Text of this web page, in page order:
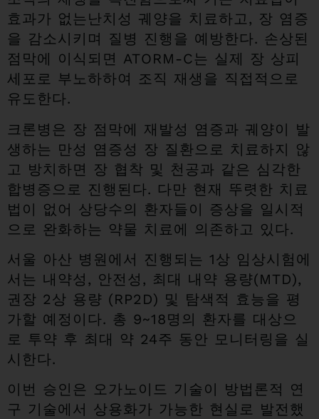
효과가 없는난치성 궤양을 치료하고, 장 염증
을 감소시키며 질병 진행을 예방한다. 손상된
점막에 이식되면 ATORM-C는 실제 장 상피
세포로 부노하하여 조직 재생을 직접적으로
유도한다.
크론병은 장 점막에 재발성 염증과 궤양이 발
생하는 만성 염증성 장 질환으로 치료하지 않
고 방치하면 장 협착 및 천공과 같은 심각한
합병증으로 진행된다. 다만 현재 뚜렷한 치료
법이 없어 상당수의 환자들이 증상을 일시적
으로 완화하는 약물 치료에 의존하고 있다.
서울 아산 병원에서 진행되는 1상 임상시험에
서는 내약성, 안전성, 최대 내약 용량(MTD),
권장 2상 용량 (RP2D) 및 탐색적 효능을 평
가할 예정이다. 총 9~18명의 환자를 대상으
로 투약 후 최대 약 24주 동안 모니터링을 실
시한다.
이번 승인은 오가노이드 기술이 방법론적 연
구 기술에서 상용화가 가능한 현실로 발전했